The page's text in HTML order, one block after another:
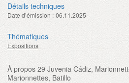
Détails techniques
Date d’émission : 06.11.2025
Thématiques
Expositions
À propos 29 Juvenia Cádiz,
Marionnettes, Batillo